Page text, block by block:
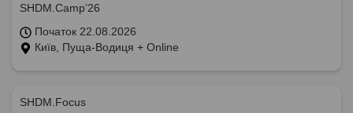
SHDM.Camp’26
Початок 22.08.2026
Київ, Пуща-Водиця + Online
SHDM.Focus